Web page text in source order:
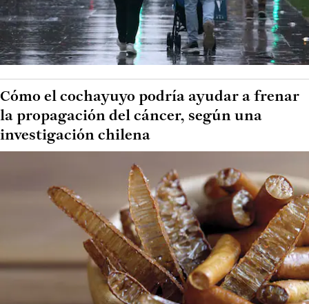
Cómo el cochayuyo podría ayudar a frenar
la propagación del cáncer, según una
investigación chilena